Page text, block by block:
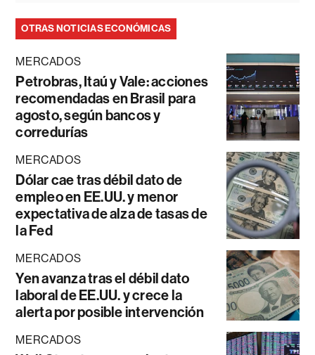
OTRAS NOTICIAS ECONÓMICAS
MERCADOS
Petrobras, Itaú y Vale: acciones
recomendadas en Brasil para
agosto, según bancos y
corredurías
MERCADOS
Dólar cae tras débil dato de
empleo en EE.UU. y menor
expectativa de alza de tasas de
la Fed
MERCADOS
Yen avanza tras el débil dato
laboral de EE.UU. y crece la
alerta por posible intervención
MERCADOS